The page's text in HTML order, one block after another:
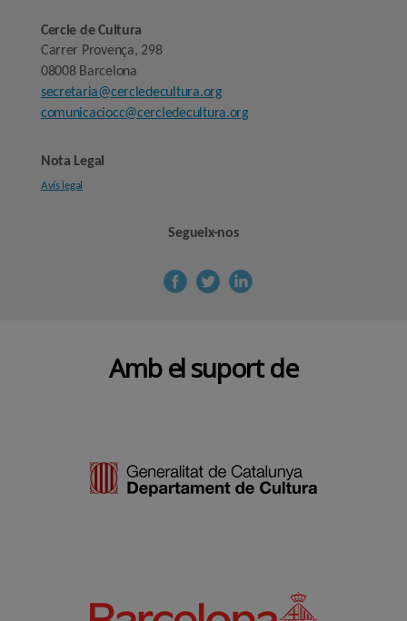
Cercle de Cultura
Carrer Provença, 298
08008 Barcelona
secretaria@cercledecultura.org
comunicaciocc@cercledecultura.org
Nota Legal
Avís legal
Segueix-nos
Amb el suport de